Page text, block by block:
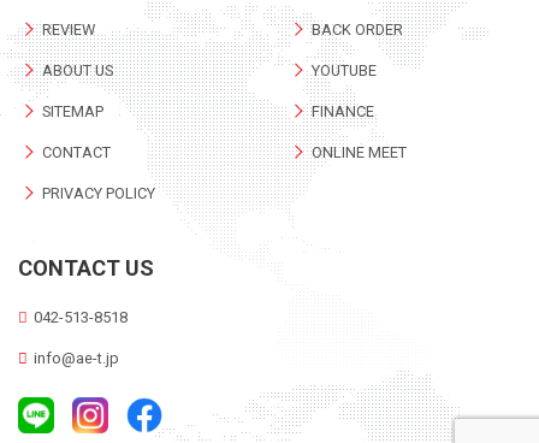
REVIEW
ABOUT US
SITEMAP
CONTACT
PRIVACY POLICY
BACK ORDER
YOUTUBE
FINANCE
ONLINE MEET
CONTACT US
042-513-8518
info@ae-t.jp